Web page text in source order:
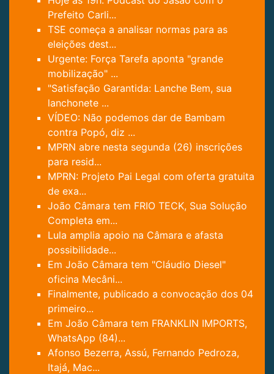
Prefeito Carli...
TSE começa a analisar normas para as
eleições dest...
Urgente: Força Tarefa aponta "grande
mobilização" ...
"Satisfação Garantida: Lanche Bem, sua
lanchonete ...
VÍDEO: Não podemos dar de Bambam
contra Popó, diz ...
MPRN abre nesta segunda (26) inscrições
para resid...
MPRN: Projeto Pai Legal com oferta gratuita
de exa...
João Câmara tem FRIO TECK, Sua Solução
Completa em...
Lula amplia apoio na Câmara e afasta
possibilidade...
Em João Câmara tem "Cláudio Diesel"
oficina Mecâni...
Finalmente, publicado a convocação dos 04
primeiro...
Em João Câmara tem FRANKLIN IMPORTS,
WhatsApp (84)...
Afonso Bezerra, Assú, Fernando Pedroza,
Itajá, Mac...